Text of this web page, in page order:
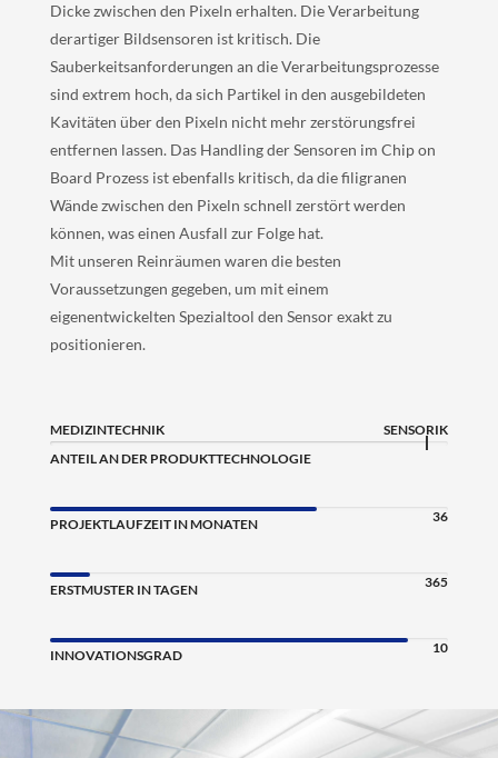
Dicke zwischen den Pixeln erhalten. Die Verarbeitung
derartiger Bildsensoren ist kritisch. Die
Sauberkeitsanforderungen an die Verarbeitungsprozesse
sind extrem hoch, da sich Partikel in den ausgebildeten
Kavitäten über den Pixeln nicht mehr zerstörungsfrei
entfernen lassen. Das Handling der Sensoren im Chip on
Board Prozess ist ebenfalls kritisch, da die filigranen
Wände zwischen den Pixeln schnell zerstört werden
können, was einen Ausfall zur Folge hat.
Mit unseren Reinräumen waren die besten
Voraussetzungen gegeben, um mit einem
eigenentwickelten Spezialtool den Sensor exakt zu
positionieren.
MEDIZINTECHNIK
SENSORIK
ANTEIL AN DER PRODUKTTECHNOLOGIE
PROJEKTLAUFZEIT IN MONATEN 36
ERSTMUSTER IN TAGEN 365
INNOVATIONSGRAD 10